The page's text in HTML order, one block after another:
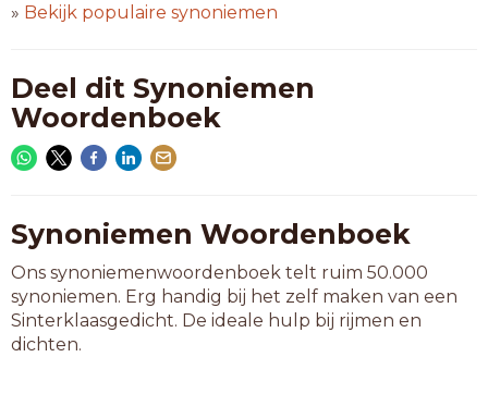
» Bekijk populaire synoniemen
Deel dit Synoniemen
Woordenboek
Synoniemen Woordenboek
Ons synoniemenwoordenboek telt ruim 50.000
synoniemen. Erg handig bij het zelf maken van een
Sinterklaasgedicht. De ideale hulp bij rijmen en
dichten.